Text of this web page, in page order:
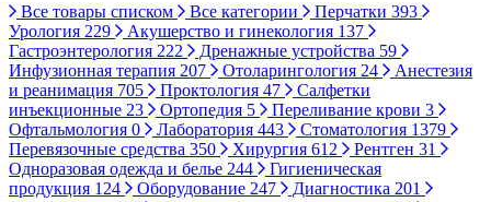
Все товары списком Все категории Перчатки 393
Урология 229 Акушерство и гинекология 137
Гастроэнтерология 222 Дренажные устройства 59
Инфузионная терапия 207 Отоларингология 24
Анестезия
и реанимация 705 Проктология 47
Салфетки
инъекционные 23 Ортопедия 5 Переливание крови 3
Офтальмология 0 Лаборатория 443 Стоматология 1379
Перевязочные средства 350 Хирургия 612 Рентген 31
Одноразовая одежда и белье 244
Гигиеническая
продукция 124 Оборудование 247 Диагностика 201